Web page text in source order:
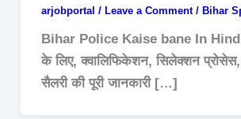
arjobportal / Leave a Comment / Bihar
Bihar Police Kaise bane In Hindi
के लिए, क्वालिफिकेशन, सिलेक्शन प्रोसेस,
सैलरी की पूरी जानकारी […]